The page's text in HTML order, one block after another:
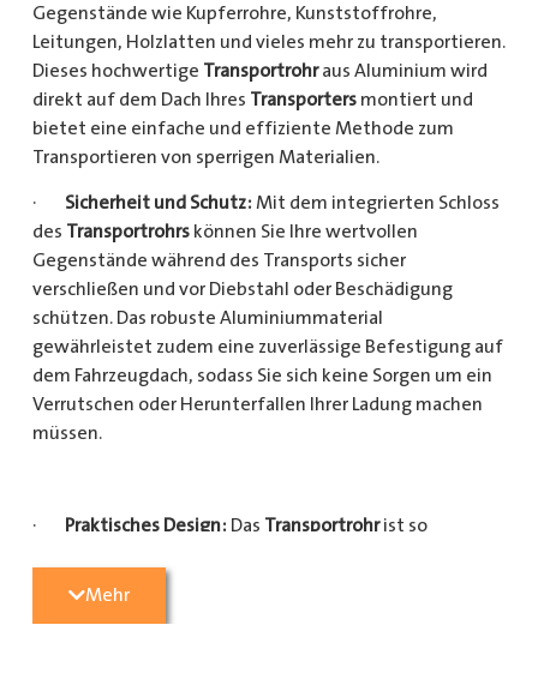
Gegenstände wie Kupferrohre, Kunststoffrohre,
Leitungen, Holzlatten und vieles mehr zu transportieren.
Dieses hochwertige Transportrohraus Aluminium wird
direkt auf dem Dach Ihres Transportersmontiert und
bietet eine einfache und effiziente Methode zum
Transportieren von sperrigen Materialien.
· Sicherheit und Schutz: Mit dem integrierten Schloss
des Transportrohrskönnen Sie Ihre wertvollen
Gegenstände während des Transports sicher
verschließen und vor Diebstahl oder Beschädigung
schützen. Das robuste Aluminiummaterial
gewährleistet zudem eine zuverlässige Befestigung auf
dem Fahrzeugdach, sodass Sie sich keine Sorgen um ein
Verrutschen oder Herunterfallen Ihrer Ladung machen
müssen.
· Praktisches Design: Das Transportrohrist so
Gegenständen sicher und einfach transportieren kann
Mehr